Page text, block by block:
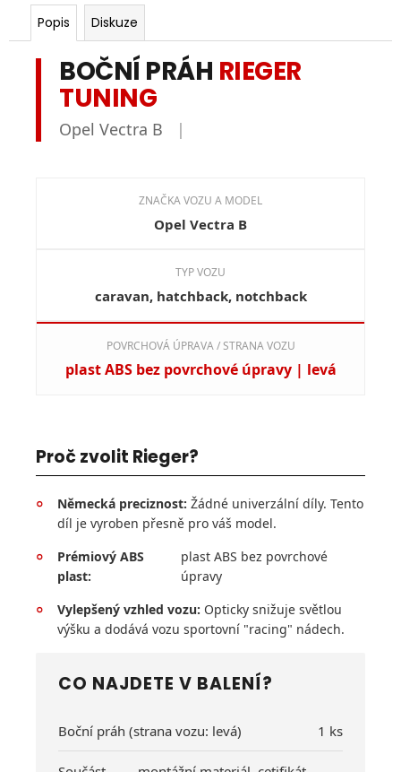
Popis Diskuze
BOČNÍ PRÁH RIEGER
TUNING
Opel Vectra B |
ZNAČKA VOZU A MODEL
Opel Vectra B
TYP VOZU
caravan, hatchback, notchback
POVRCHOVÁ ÚPRAVA / STRANA VOZU
plast ABS bez povrchové úpravy | levá
Proč zvolit Rieger?
° Německá preciznost: Žádné univerzální díly. Tento
díl je vyroben přesně pro váš model.
°
Prémiový ABS
plast:
plast ABS bez povrchové
úpravy
° Vylepšený vzhled vozu: Opticky snižuje světlou
výšku a dodává vozu sportovní "racing" nádech.
CO NAJDETE V BALENÍ?
Boční práh (strana vozu: levá) 1 ks